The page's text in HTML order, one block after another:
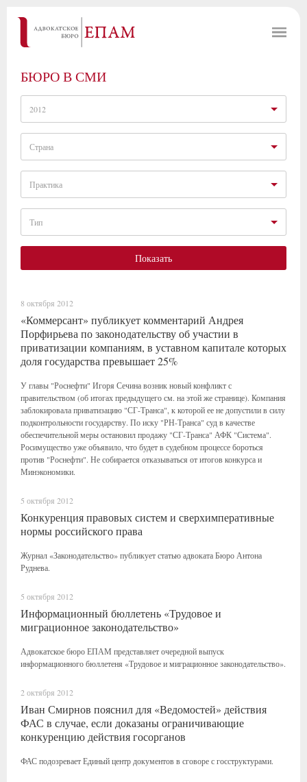
БЮРО В СМИ
2012
Страна
Практика
Тип
Показать
8 октября 2012
«Коммерсант» публикует комментарий Андрея
Порфирьева по законодательству об участии в
приватизации компаниям, в уставном капитале которых
доля государства превышает 25%
У главы "Роснефти" Игоря Сечина возник новый конфликт с
правительством (об итогах предыдущего см. на этой же странице). Компания
заблокировала приватизацию "СГ-Транса", к которой ее не допустили в силу
подконтрольности государству. По иску "РН-Транса" суд в качестве
обеспечительной меры остановил продажу "СГ-Транса" АФК "Система".
Росимущество уже объявило, что будет в судебном процессе бороться
против "Роснефти". Не собирается отказываться от итогов конкурса и
Минэкономики.
5 октября 2012
Конкуренция правовых систем и сверхимперативные
нормы российского права
Журнал «Законодательство» публикует статью адвоката Бюро Антона
Руднева.
5 октября 2012
Информационный бюллетень «Трудовое и
миграционное законодательство»
Адвокатское бюро ЕПАМ представляет очередной выпуск
информационного бюллетеня «Трудовое и миграционное законодательство».
2 октября 2012
Иван Смирнов пояснил для «Ведомостей» действия
ФАС в случае, если доказаны ограничивающие
конкуренцию действия госорганов
ФАС подозревает Единый центр документов в сговоре с госструктурами.